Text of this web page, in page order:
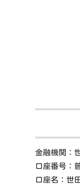
金融機関：
口座番号：
口座名：世